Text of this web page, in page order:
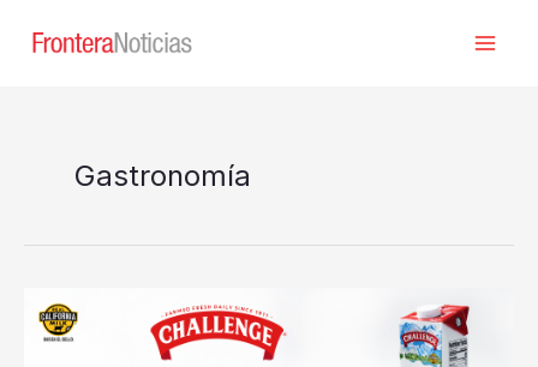
Gastronomía
Challenge
Whipping